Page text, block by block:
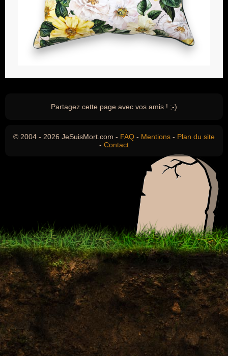
Partagez cette page avec vos amis ! ;-)
© 2004 - 2026 JeSuisMort.com - FAQ - Mentions - Plan du site
- Contact